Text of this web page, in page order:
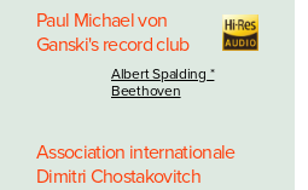
Paul Michael von
Ganski's record club
Albert Spalding *
Beethoven
Association internationale
Dimitri Chostakovitch